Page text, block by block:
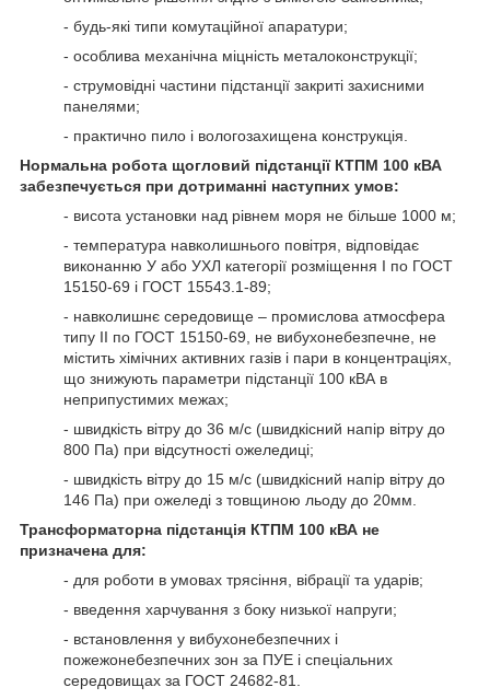
- будь-які типи комутаційної апаратури;
- особлива механічна міцність металоконструкції;
- струмовідні частини підстанції закриті захисними
панелями;
- практично пило і вологозахищена конструкція.
Нормальна робота щогловий підстанції КТПМ 100 кВА
забезпечується при дотриманні наступних умов:
- висота установки над рівнем моря не більше 1000 м;
- температура навколишнього повітря, відповідає
виконанню У або УХЛ категорії розміщення І по ГОСТ
15150-69 і ГОСТ 15543.1-89;
- навколишнє середовище – промислова атмосфера
типу ІІ по ГОСТ 15150-69, не вибухонебезпечне, не
містить хімічних активних газів і пари в концентраціях,
що знижують параметри підстанції 100 кВА в
неприпустимих межах;
- швидкість вітру до 36 м/с (швидкісний напір вітру до
800 Па) при відсутності ожеледиці;
- швидкість вітру до 15 м/с (швидкісний напір вітру до
146 Па) при ожеледі з товщиною льоду до 20мм.
Трансформаторна підстанція КТПМ 100 кВА не
призначена для:
- для роботи в умовах трясіння, вібрації та ударів;
- введення харчування з боку низької напруги;
- встановлення у вибухонебезпечних і
пожежонебезпечних зон за ПУЕ і спеціальних
середовищах за ГОСТ 24682-81.